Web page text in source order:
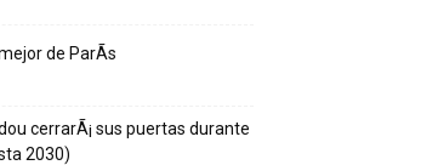
de ParÃ­s
cerrarÃ¡ sus puertas durante
2030)